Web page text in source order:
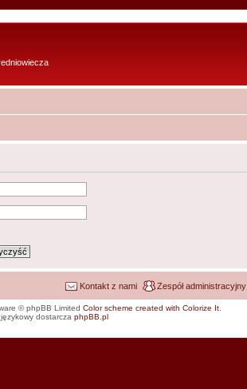
Zespół administracyjny
Kontakt z nami
© phpBB Limited Color scheme created with Colorize It
dostarcza phpBB.pl